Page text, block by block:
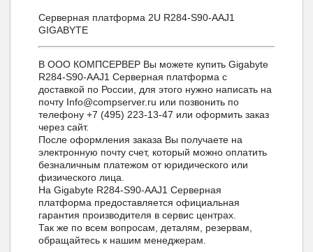
Серверная платформа 2U R284-S90-AAJ1
GIGABYTE
В ООО КОМПСЕРВЕР Вы можете купить Gigabyte
R284-S90-AAJ1 Серверная платформа с
доставкой по России, для этого нужно написать на
почту Info@compserver.ru или позвонить по
телефону +7 (495) 223-13-47 или оформить заказ
через сайт.
После оформления заказа Вы получаете на
электронную почту счет, который можно оплатить
безналичным платежом от юридического или
физического лица.
На Gigabyte R284-S90-AAJ1 Серверная
платформа предоставляется официальная
гарантия производителя в сервис центрах.
Так же по всем вопросам, деталям, резервам,
обращайтесь к нашим менеджерам.